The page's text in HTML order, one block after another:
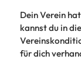
Dein Verein
kannst du in
für dich